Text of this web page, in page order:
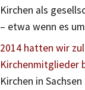
Kirchen als
– etwa wenn es
2014 hatten wir
Kirchenmitglieder
Kirchen in